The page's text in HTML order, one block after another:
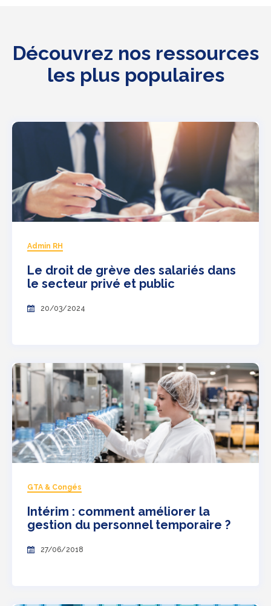
Découvrez nos ressources
les plus populaires
Admin RH
Le droit de grève des salariés dans
le secteur privé et public
20/03/2024
GTA & Congés
Intérim : comment améliorer la
gestion du personnel temporaire ?
27/06/2018